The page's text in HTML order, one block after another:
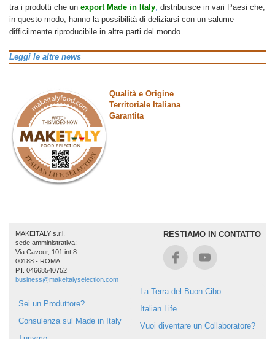
tra i prodotti che un export Made in Italy distribuisce in vari Paesi che,
in questo modo, hanno la possibilità di deliziarsi con un salume
difficilmente riproducibile in altre parti del mondo.
Leggi le altre news
Qualità e Origine
Territoriale Italiana
Garantita
MAKEITALY s.r.l.
sede amministrativa:
Via Cavour, 101 int.8
00188 - ROMA
P.I. 04668540752
business@makeitalyselection.com
RESTIAMO IN CONTATTO
Sei un Produttore?
Consulenza sul Made in Italy
La Terra del Buon Cibo
Italian Life
Vuoi diventare un Collaboratore?